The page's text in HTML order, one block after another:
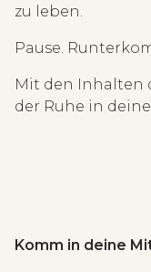
zu leben.
Pause.
Mit den Inhalten
der Ruhe in
Komm in deine